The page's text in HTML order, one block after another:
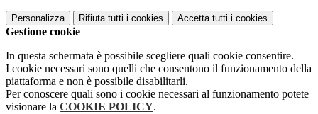
Personalizza Rifiuta tutti i cookies Accetta tutti i cookies
Gestione cookie
In questa schermata è possibile scegliere quali cookie consentire.
I cookie necessari sono quelli che consentono il funzionamento della
piattaforma e non è possibile disabilitarli.
Per conoscere quali sono i cookie necessari al funzionamento potete
visionare la COOKIE POLICY.